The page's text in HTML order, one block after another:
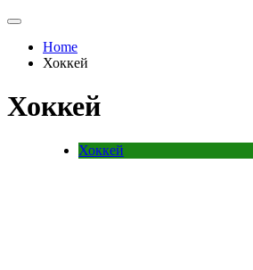
Home
Хоккей
Хоккей
Хоккей